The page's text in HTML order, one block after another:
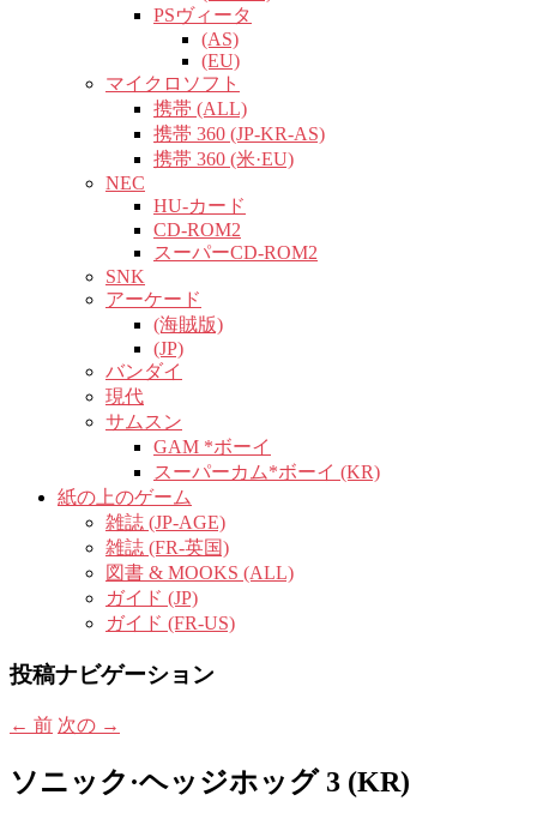
PSヴィータ
(AS)
(EU)
マイクロソフト
携帯 (ALL)
携帯 360 (JP-KR-AS)
携帯 360 (米·EU)
NEC
HU-カード
CD-ROM2
スーパーCD-ROM2
SNK
アーケード
(海賊版)
(JP)
バンダイ
現代
サムスン
GAM *ボーイ
スーパーカム*ボーイ (KR)
紙の上のゲーム
雑誌 (JP-AGE)
雑誌 (FR-英国)
図書 & MOOKS (ALL)
ガイド (JP)
ガイド (FR-US)
投稿ナビゲーション
← 前 次の →
ソニック·ヘッジホッグ 3 (KR)